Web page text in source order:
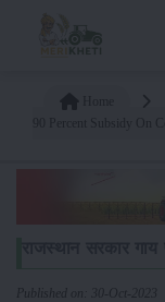
Published on: 30-Oct-2023